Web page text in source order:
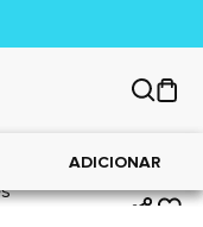
ADICIONAR